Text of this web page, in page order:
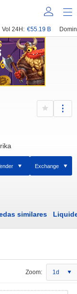
Vol 24H: €55.19 B
Exchange
similares
Zoom: 1d